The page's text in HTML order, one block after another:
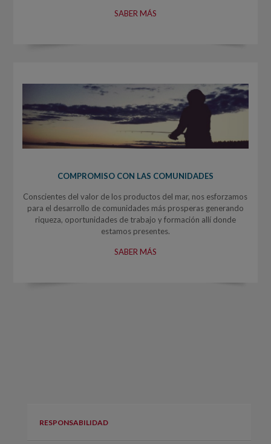
SABER MÁS
COMPROMISO CON LAS COMUNIDADES
Conscientes del valor de los productos del mar, nos esforzamos
para el desarrollo de comunidades más prosperas generando
riqueza, oportunidades de trabajo y formación allí donde
estamos presentes.
SABER MÁS
RESPONSABILIDAD